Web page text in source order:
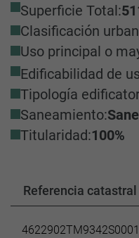
Superficie Total:
Clasificación
Uso principal o
Edificabilidad de
Tipología
Saneamiento:
Titularidad:100%
Referencia catastral